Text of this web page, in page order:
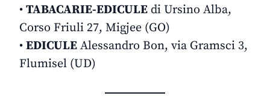
• TABACARIE-EDICULE di Ursino Alba,
Corso Friuli 27, Migjee (GO)
• EDICULE Alessandro Bon, via Gramsci 3,
Flumisel (UD)